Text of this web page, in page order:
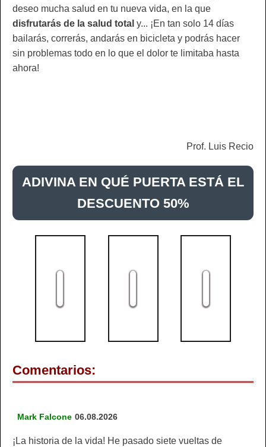
deseo mucha salud en tu nueva vida, en la que
disfrutarás de la salud total y... ¡En tan solo 14 días
bailarás, correrás, andarás en bicicleta y podrás hacer
sin problemas todo en lo que el dolor te limitaba hasta
ahora!
Prof. Luis Recio
ADIVINA EN QUÉ PUERTA ESTÁ EL
DESCUENTO 50%
Comentarios:
Mark Falcone 06.08.2026
¡La historia de la vida! He pasado siete vueltas de